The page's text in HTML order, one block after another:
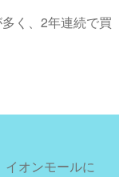
く、2年連続で買
オンモールに